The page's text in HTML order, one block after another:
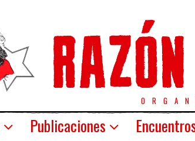
Publicaciones